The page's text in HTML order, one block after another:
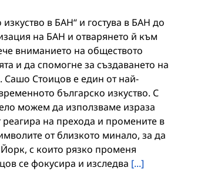
в БАН“ и гостува в БАН до
на БАН и отварянето й към
вниманието на обществото
и да спомогне за създаването на
Сашо Стоицов е един от най-
българско изкуство. С
можем да използваме израза
реагира на прехода и промените в
от близкото минало, за да
с които рязко променя
се фокусира и изследва [...]